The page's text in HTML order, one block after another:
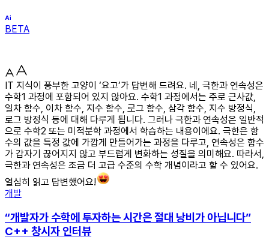
BETA
IT 지식이 풍부한 고양이 ‘요고’가 답변해 드려요. 네, 극한과 연속성은
수학1 과정에 포함되어 있지 않아요. 수학1 과정에서는 주로 근사값,
일차 함수, 이차 함수, 지수 함수, 로그 함수, 삼각 함수, 지수 방정식,
로그 방정식 등에 대해 다루게 됩니다. 그러나 극한과 연속성은 일반적
으로 수학2 또는 미적분학 과정에서 학습하는 내용이에요. 극한은 함
수의 값을 특정 값에 가깝게 만들어가는 과정을 다루고, 연속성은 함수
가 갑자기 끊어지지 않고 부드럽게 변화하는 성질을 의미해요. 따라서,
극한과 연속성은 조금 더 고급 수준의 수학 개념이라고 할 수 있어요.
열심히 읽고 답변했어요!
개발
“개발자가 수학에 투자하는 시간은 절대 낭비가 아닙니다”
C++ 창시자 인터뷰